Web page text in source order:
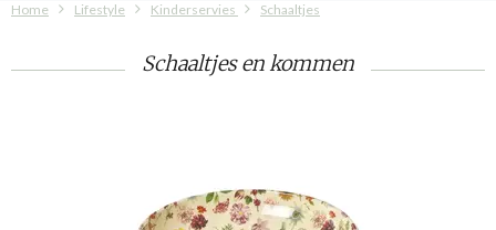
Home Lifestyle Kinderservies Schaaltjes
Schaaltjes en kommen